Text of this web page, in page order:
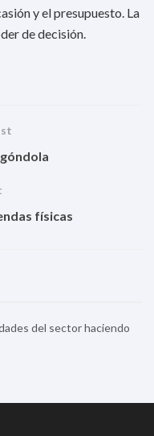
y el presupuesto. La
de decisión.
físicas
del sector haciendo